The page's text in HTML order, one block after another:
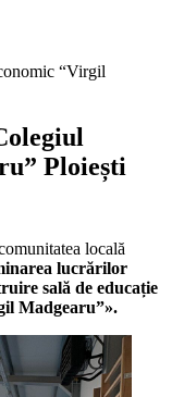
“Virgil
Ploiești
locală
lucrărilor
sală de educație
Madgearu”».